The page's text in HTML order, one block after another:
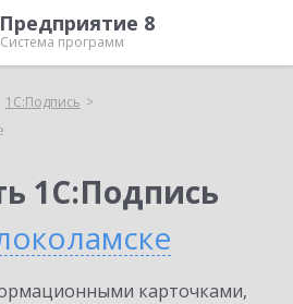
8
Система программ
1С:Подпись
1С:Подпись
карточками,